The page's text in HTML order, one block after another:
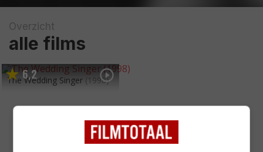
Overzicht
alle films
6,2
The Wedding Singer (1998)